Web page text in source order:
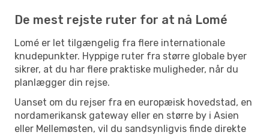
De mest rejste ruter for at nå Lomé
Lomé er let tilgængelig fra flere internationale
knudepunkter. Hyppige ruter fra større globale byer
sikrer, at du har flere praktiske muligheder, når du
planlægger din rejse.
Uanset om du rejser fra en europæisk hovedstad, en
nordamerikansk gateway eller en større by i Asien
eller Mellemøsten, vil du sandsynligvis finde direkte